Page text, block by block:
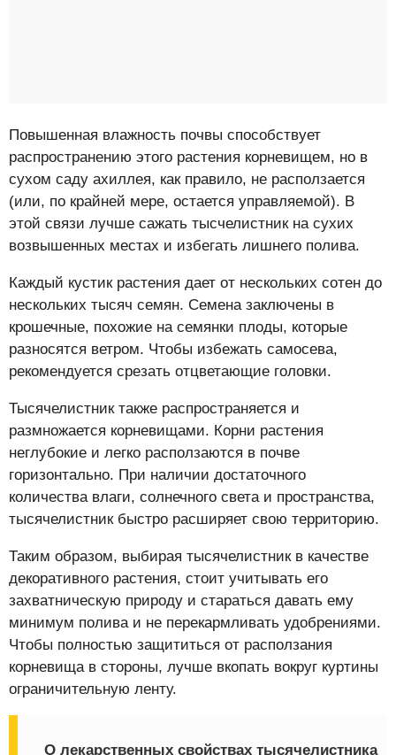
Повышенная влажность почвы способствует
распространению этого растения корневищем, но в
сухом саду ахиллея, как правило, не расползается
(или, по крайней мере, остается управляемой). В
этой связи лучше сажать тысчелистник на сухих
возвышенных местах и избегать лишнего полива.
Каждый кустик растения дает от нескольких сотен до
нескольких тысяч семян. Семена заключены в
крошечные, похожие на семянки плоды, которые
разносятся ветром. Чтобы избежать самосева,
рекомендуется срезать отцветающие головки.
Тысячелистник также распространяется и
размножается корневищами. Корни растения
неглубокие и легко расползаются в почве
горизонтально. При наличии достаточного
количества влаги, солнечного света и пространства,
тысячелистник быстро расширяет свою территорию.
Таким образом, выбирая тысячелистник в качестве
декоративного растения, стоит учитывать его
захватническую природу и стараться давать ему
минимум полива и не перекармливать удобрениями.
Чтобы полностью защититься от расползания
корневища в стороны, лучше вкопать вокруг куртины
ограничительную ленту.
О лекарственных свойствах тысячелистника